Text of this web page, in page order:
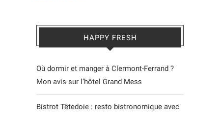
HAPPY FRESH
Où dormir et manger à Clermont-Ferrand ?
Mon avis sur l’hôtel Grand Mess
Bistrot Têtedoie : resto bistronomique avec